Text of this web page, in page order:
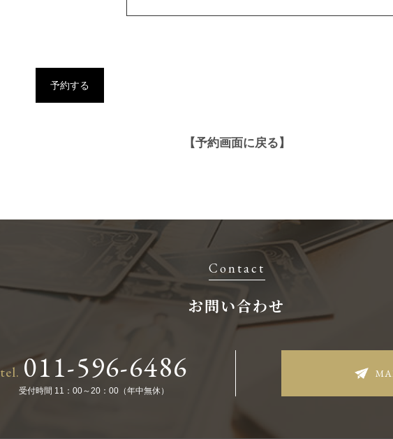
【予約画面に戻る】
Contact
お問い合わせ
tel. 011-596-6486
受付時間 11：00～20：00（年中無休）